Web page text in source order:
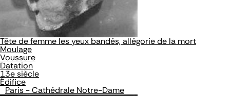
Tête de femme les yeux bandés, allégorie de la mort
Moulage
Voussure
Datation
13e siècle
Édifice
Paris - Cathédrale Notre-Dame